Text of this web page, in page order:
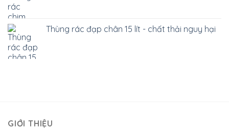
Thùng rác đạp chân 15 lít - chất thải nguy hại
GIỚI THIỆU